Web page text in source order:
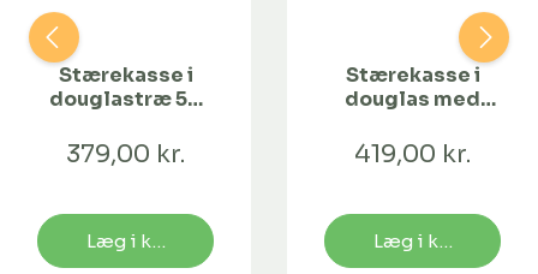
Stærekasse i
douglastræ 50
379,00 kr.
Læg i kurv
Stærekasse i
douglas med
419,00 kr.
Læg i kurv